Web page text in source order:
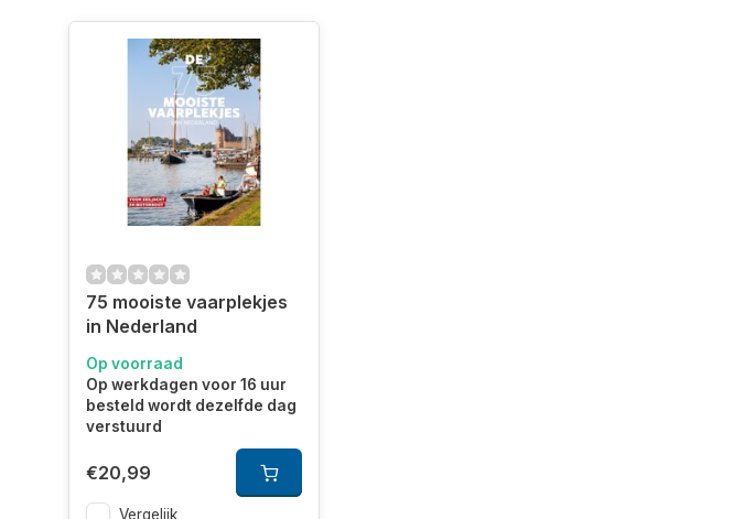
75 mooiste vaarplekjes
in Nederland
Op voorraad
Op werkdagen voor 16 uur
besteld wordt dezelfde dag
verstuurd
€20,99
Vergelijk